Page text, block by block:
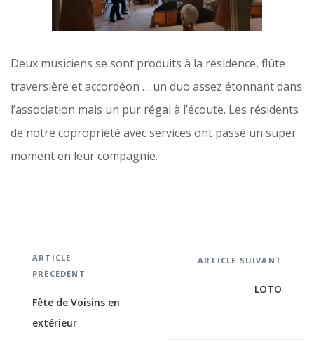
Deux musiciens se sont produits à la résidence, flûte
traversière et accordéon … un duo assez étonnant dans
l’association mais un pur régal à l’écoute. Les résidents
de notre copropriété avec services ont passé un super
moment en leur compagnie.
ARTICLE
PRÉCÉDENT
Fête de Voisins en
extérieur
ARTICLE SUIVANT
LOTO